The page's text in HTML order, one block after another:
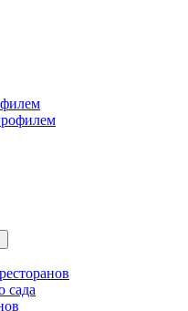
сада